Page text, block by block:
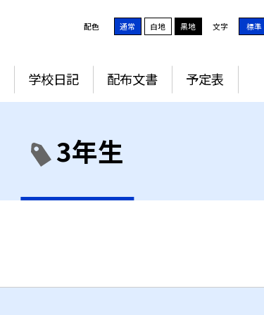
配色 通常 白地 黒地 文字 標準
学校日記 配布文書 予定表
3年生